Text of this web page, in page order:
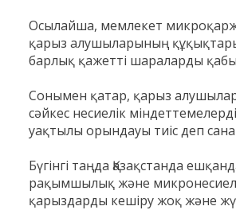
Осылайша, мемлекет
қарыз алушыларының
барлық қажетті шараларды
Сонымен қатар, қарыз
сәйкес несиелік
уақтылы орындауы тиіс деп
Бүгінгі таңда Қазақстанда
рақымшылық және
қарыздарды кешіру жоқ және